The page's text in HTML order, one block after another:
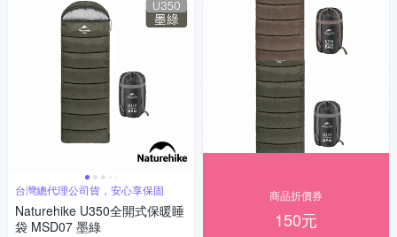
台灣總代理公司貨，安心享保固
Naturehike U350全開式保暖睡
袋 MSD07 墨綠
商品折價券
150元